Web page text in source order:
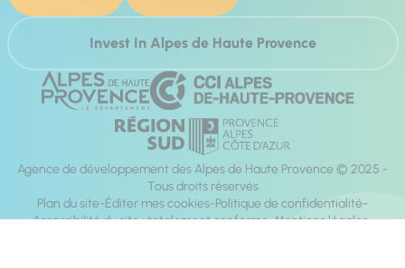
Invest In Alpes de Haute Provence
Agence de développement des Alpes de Haute Provence © 2025 -
Tous droits réservés
Plan du site Éditer mes cookies Politique de confidentialité
Accessibilité du site : totalement conforme Mentions légales